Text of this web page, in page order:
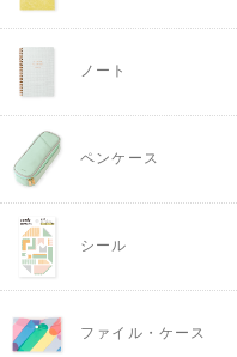
ノート
ペンケース
シール
ファイル・ケース